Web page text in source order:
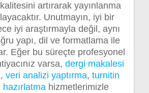
artırarak yayınlanma
Unutmayın, iyi bir
iyi araştırmayla değil, aynı
yapı, dil ve formatlama ile
Eğer bu süreçte profesyonel
varsa, dergi makalesi
, veri analizi yaptırma, turnitin
hazırlatmahizmetlerimizle